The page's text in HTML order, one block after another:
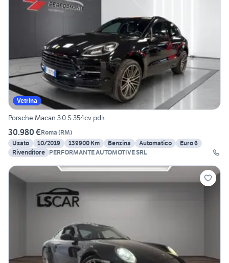
Vetrina
Porsche Macan 3.0 S 354cv pdk
30.980 €Roma (RM)
Usato
10/2019 139900 Km Benzina Automatico
Euro 6
Rivenditore PERFORMANTE AUTOMOTIVE SRL